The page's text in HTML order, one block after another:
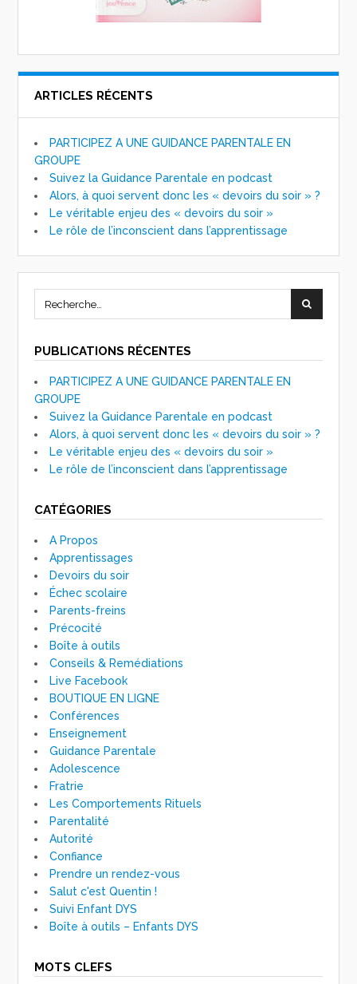
ARTICLES RÉCENTS
PARTICIPEZ A UNE GUIDANCE PARENTALE EN
GROUPE
Suivez la Guidance Parentale en podcast
Alors, à quoi servent donc les « devoirs du soir » ?
Le véritable enjeu des « devoirs du soir »
Le rôle de l’inconscient dans l’apprentissage
PUBLICATIONS RÉCENTES
PARTICIPEZ A UNE GUIDANCE PARENTALE EN
GROUPE
Suivez la Guidance Parentale en podcast
Alors, à quoi servent donc les « devoirs du soir » ?
Le véritable enjeu des « devoirs du soir »
Le rôle de l’inconscient dans l’apprentissage
CATÉGORIES
A Propos
Apprentissages
Devoirs du soir
Échec scolaire
Parents-freins
Précocité
Boîte à outils
Conseils & Remédiations
Live Facebook
BOUTIQUE EN LIGNE
Conférences
Enseignement
Guidance Parentale
Adolescence
Fratrie
Les Comportements Rituels
Parentalité
Autorité
Confiance
Prendre un rendez-vous
Salut c'est Quentin !
Suivi Enfant DYS
Boîte à outils – Enfants DYS
MOTS CLEFS